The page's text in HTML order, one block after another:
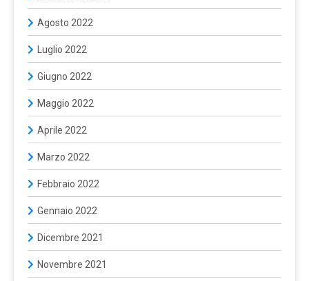
Agosto 2022
Luglio 2022
Giugno 2022
Maggio 2022
Aprile 2022
Marzo 2022
Febbraio 2022
Gennaio 2022
Dicembre 2021
Novembre 2021